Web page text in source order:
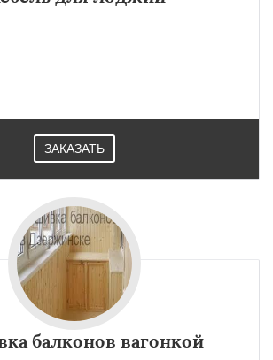
ЗАКАЗАТЬ
балконов вагонкой